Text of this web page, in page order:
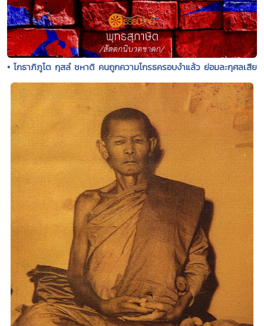
• โกธาภิภูโต กุสลํ ชหาติ คนถูกความโกรธครอบงำแล้ว ย่อมละกุศลเสีย